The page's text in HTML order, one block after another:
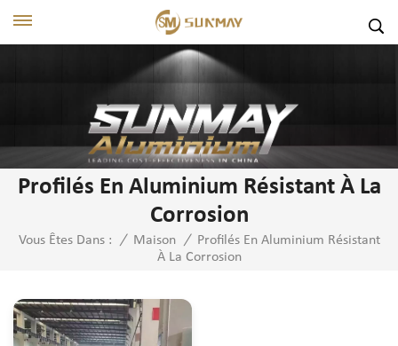
Profilés En Aluminium Résistant À La
Corrosion
Vous Êtes Dans : / Maison /
Profilés En Aluminium Résistant
À La Corrosion